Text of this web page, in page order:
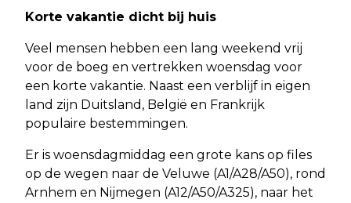
Korte vakantie dicht bij huis
Veel mensen hebben een lang weekend vrij
voor de boeg en vertrekken woensdag voor
een korte vakantie. Naast een verblijf in eigen
land zijn Duitsland, België en Frankrijk
populaire bestemmingen.
Er is woensdagmiddag een grote kans op files
op de wegen naar de Veluwe (A1/A28/A50), rond
Arnhem en Nijmegen (A12/A50/A325), naar het